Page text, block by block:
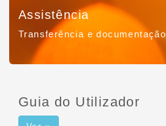
Assistência
Transferência e documentação
Guia do Utilizador